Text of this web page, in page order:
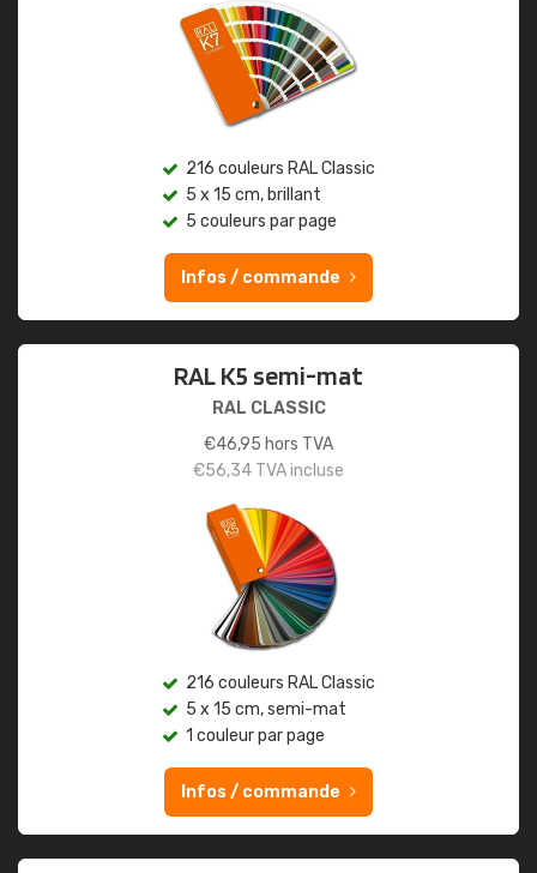
216 couleurs RAL Classic
5 x 15 cm, brillant
5 couleurs par page
Infos / commande
RAL K5 semi-mat
RAL CLASSIC
€46,95 hors TVA
€56,34 TVA incluse
216 couleurs RAL Classic
5 x 15 cm, semi-mat
1 couleur par page
Infos / commande